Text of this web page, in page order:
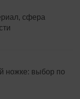
сфера
ножке: выбор по